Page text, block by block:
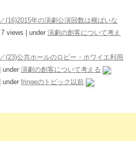
(16)2015年の演劇公演回数は横ばいな
7 views under 演劇の創客について考え
(23)公共ホールのロビー・ホワイエ利用
under 演劇の創客について考える
under fringeのトピック以前